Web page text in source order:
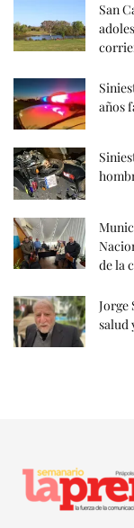
San
años
de la
Jorge
salud